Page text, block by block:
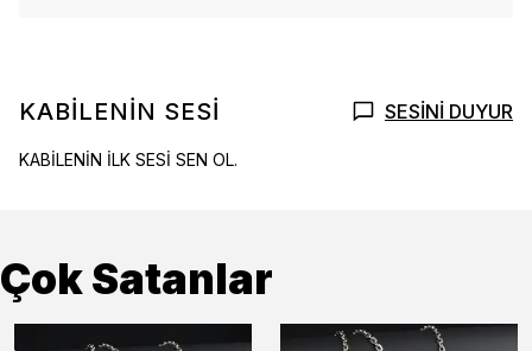
KABİLENİN SESİ SESİNİ DUYUR
KABİLENİN İLK SESİ SEN OL.
Çok Satanlar